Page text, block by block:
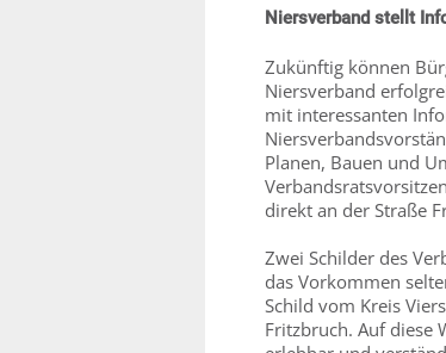
Niersverband stellt
Zukünftig können
Niersverband
mit interessanten
Planen, Bauen und
direkt an der Straße
Zwei Schilder des
das Vorkommen
Schild vom Kreis
Fritzbruch. Auf diese